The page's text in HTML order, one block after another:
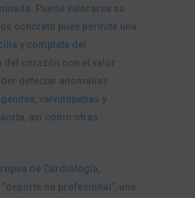
Puede valorarse su
concreto pues permite una
y completa del
del corazón con el valor
detectar anomalías
valvulopatías y
así como otras
de Cardiología,
no profesional”, una